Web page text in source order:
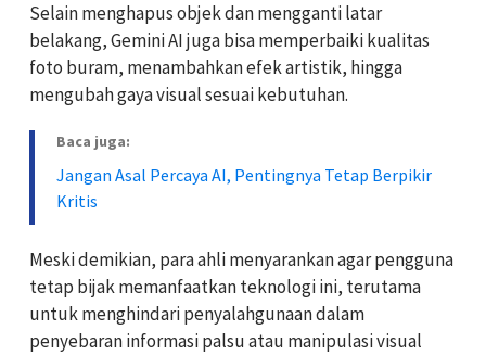
Selain menghapus objek dan mengganti latar
belakang, Gemini AI juga bisa memperbaiki kualitas
foto buram, menambahkan efek artistik, hingga
mengubah gaya visual sesuai kebutuhan.
Baca juga:
Jangan Asal Percaya AI, Pentingnya Tetap Berpikir
Kritis
Meski demikian, para ahli menyarankan agar pengguna
tetap bijak memanfaatkan teknologi ini, terutama
untuk menghindari penyalahgunaan dalam
penyebaran informasi palsu atau manipulasi visual